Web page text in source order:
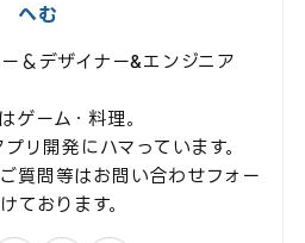
へむ
＆デザイナー&エンジニア
ゲーム・料理。
リ開発にハマっています。
質問等はお問い合わせフォー
ております。